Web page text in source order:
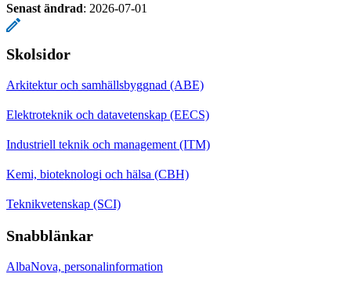
Senast ändrad: 2026-07-01
Skolsidor
Arkitektur och samhällsbyggnad (ABE)
Elektroteknik och datavetenskap (EECS)
Industriell teknik och management (ITM)
Kemi, bioteknologi och hälsa (CBH)
Teknikvetenskap (SCI)
Snabblänkar
AlbaNova, personalinformation